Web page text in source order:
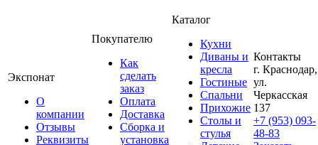
Экспонат
О
компании
Отзывы
Реквизиты
Покупателю
Как
сделать
заказ
Оплата
Доставка
Сборка и
установка
Каталог
Кухни
Диваны и
кресла
Гостиные
Спальни
Прихожие
Столы и
стулья
Контакты
г. Краснодар,
ул.
Черкасская
137
+7 (953) 093-
48-83